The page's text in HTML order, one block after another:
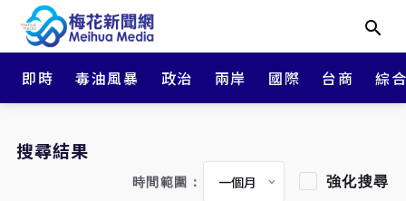
即時 毒油風暴 政治 兩岸 國際 台商 綜
搜尋結果
時間範圍： 強化搜尋